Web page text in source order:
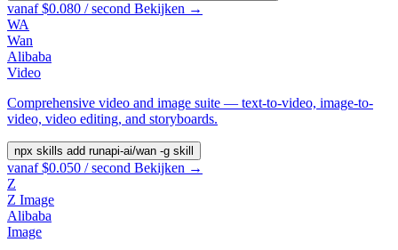
vanaf $0.080 / second Bekijken →
WA
Wan
Alibaba
Video
Comprehensive video and image suite — text-to-video, image-to-
video, video editing, and storyboards.
npx skills add runapi-ai/wan -g skill
vanaf $0.050 / second Bekijken →
Z
Z Image
Alibaba
Image